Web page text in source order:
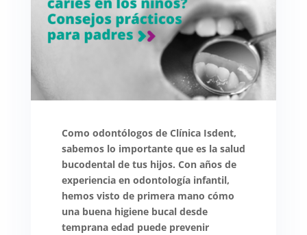
Como odontólogos de Clínica Isdent,
sabemos lo importante que es la salud
bucodental de tus hijos. Con años de
experiencia en odontología infantil,
hemos visto de primera mano cómo
una buena higiene bucal desde
temprana edad puede prevenir